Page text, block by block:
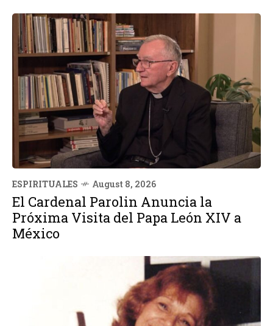
ESPIRITUALES August 8, 2026
El Cardenal Parolin Anuncia la
Próxima Visita del Papa León XIV a
México